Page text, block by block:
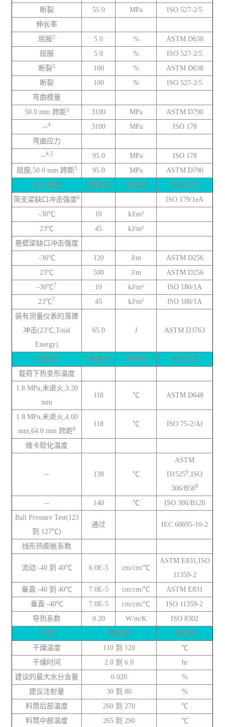
断裂 55.0 MPa
ISO 527-2/5
伸长率
屈服2 5.0 %
ASTM D638
屈服
5.0 %
ISO 527-2/5
断裂2 100 %
ASTM D638
断裂
100 %
ISO 527-2/5
弯曲模量
50.0 mm 跨距3 3100 MPa
ASTM D790
--4 3100 MPa
ISO 178
弯曲应力
--4,5 95.0 MPa
ISO 178
屈服,50.0 mm 跨距3 95.0 MPa
ASTM D790
冲击性能
额定值 单位制
测试方法
简支梁缺口冲击强度6
ISO 179/1eA
-30℃
10
kJ/m²
23℃
45
kJ/m²
悬壁梁缺口冲击强度
-30℃
120 J/m
ASTM D256
23℃
500 J/m
ASTM D256
-30℃7 10 kJ/m²
ISO 180/1A
23℃7 45 kJ/m²
ISO 180/1A
装有测量仪表的落镖
冲击(23℃,Total
Energy)
65.0 J ASTM D3763
热性能 额定值 单位制
测试方法
载荷下热变形温度
1.8 MPa,未退火,3.20
mm
118 ℃ ASTM D648
1.8 MPa,未退火,4.00
mm,64.0 mm 跨距8
118 ℃ ISO 75-2/Af
维卡软化温度
-- 138 ℃
ASTM
D15259 ,ISO
306/B509
-- 140 ℃
ISO 306/B120
Ball Pressure Test(123
到 127℃)
通过 IEC 60695-10-2
线形热膨胀系数
流动:-40 到 40℃ 6.0E-5 cm/cm/℃
ASTM E831,ISO
11359-2
垂直:-40 到 40℃
7.0E-5 cm/cm/℃
ASTM E831
垂直:-40℃
7.0E-5 cm/cm/℃
ISO 11359-2
导热系数
0.20 W/m/K
ISO 8302
注射
额定值
单位制
干燥温度
110 到 120
℃
干燥时间
2.0 到 6.0
hr
建议的最大水分含量
0.020
%
建议注射量
30 到 80
%
料筒后部温度
260 到 270
℃
料筒中部温度
265 到 290
℃